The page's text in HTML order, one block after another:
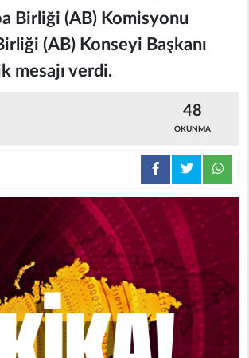
Birliği (AB) Komisyonu
(AB) Konseyi Başkanı
mesajı verdi.
48
OKUNMA